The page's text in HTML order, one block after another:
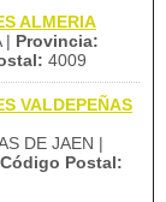
ALMERIA
| Provincia:
4009
VALDEPEÑAS
DE JAEN |
Código Postal: